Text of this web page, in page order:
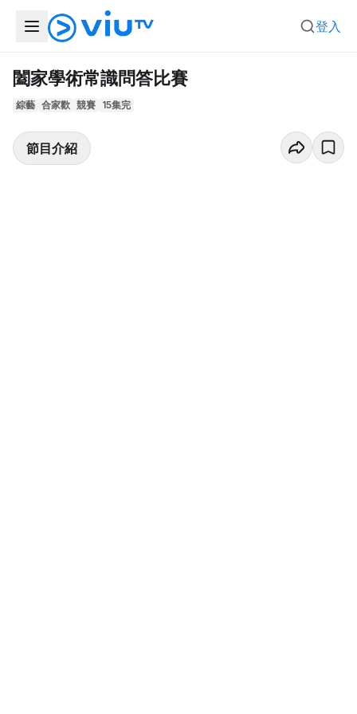
登入
闔家學術常識問答比賽
綜藝 合家歡 競賽 15集完
節目介紹